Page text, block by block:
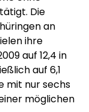
Die
an
ihre
auf 12,4 in
auf 6,1
mit nur sechs
möglichen